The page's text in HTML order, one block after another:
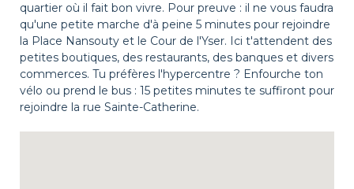
quartier où il fait bon vivre. Pour preuve : il ne vous faudra
qu'une petite marche d'à peine 5 minutes pour rejoindre
la Place Nansouty et le Cour de l'Yser. Ici t'attendent des
petites boutiques, des restaurants, des banques et divers
commerces. Tu préfères l'hypercentre ? Enfourche ton
vélo ou prend le bus : 15 petites minutes te suffiront pour
rejoindre la rue Sainte-Catherine.